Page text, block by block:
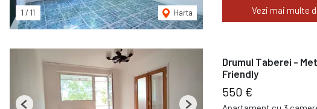
1 / 11 Harta Vezi mai multe
Drumul Taberei -
Friendly
550 €